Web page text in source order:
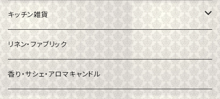
小物入れ
キャンドル・スタンド
花器
キッチン雑貨
食器
カトラリー
リネン・ファブリック
香り・サシェ・アロマキャンドル